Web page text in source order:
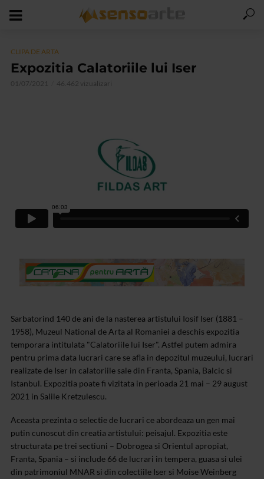
CLIPA DE ARTA
Expozitia Calatoriile lui Iser
01/07/2021 46.462 vizualizari
Sarbatorind 140 de ani de la nasterea artistului Iosif Iser (1881 –
1958), Muzeul National de Arta al Romaniei a deschis expozitia
temporara intitulata "Calatoriile lui Iser". Astfel putem admira
pentru prima data lucrari care se afla in depozitul muzeului, lucrari
realizate de Iser in calatoriile sale din Franta, Spania, Balcic si
Istanbul. Expozitia poate fi vizitata in perioada 21 mai – 29 august
2021 in Salile Kretzulescu.
Aceasta prezinta o selectie de lucrari ce abordeaza un gen mai
putin cunoscut din creatia artistului: peisajul. Expozitia este
structurata pe trei sectiuni – Dobrogea si Orientul apropiat,
Franta, Spania – si include 66 de lucrari in tempera, guasa si ulei
din patrimoniul MNAR si din colectiile Iser si Moise Weinberg